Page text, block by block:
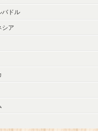
バドル
シア